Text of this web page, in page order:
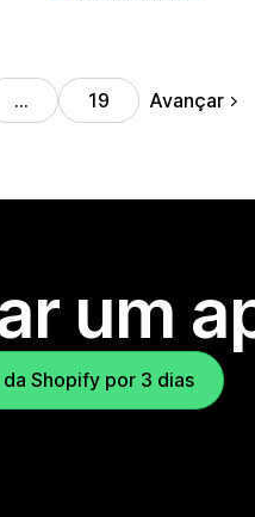
… 19 Avançar
um
Shopify por 3 dias